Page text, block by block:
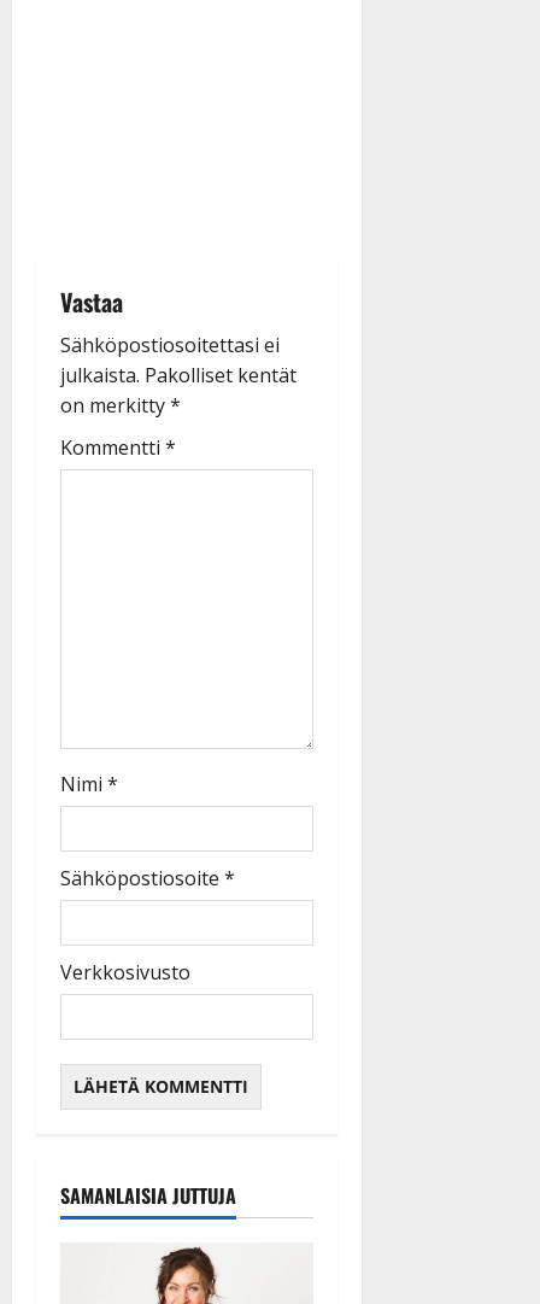
Vastaa
Sähköpostiosoitettasi ei
julkaista. Pakolliset kentät
on merkitty*
Kommentti *
Nimi *
Sähköpostiosoite *
Verkkosivusto
SAMANLAISIA JUTTUJA